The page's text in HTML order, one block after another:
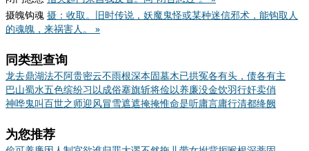
摄魄钩魂 摄：收取。旧时传说，妖魔鬼怪或某种迷信邪术，能钩取人
的魂魄，来祸害人。 »
同类型查询
龙去鼎湖法不阿贵密云不雨根深本固墓木已拱冤各有头，债各有主
巴山蜀水五色缤纷习以成俗搴旗斩将俭以养廉没金饮羽行奸卖俏
神哗鬼叫百世之师迎风冒雪遮遮掩掩惟命是听庸言庸行清都绛阙
为您推荐